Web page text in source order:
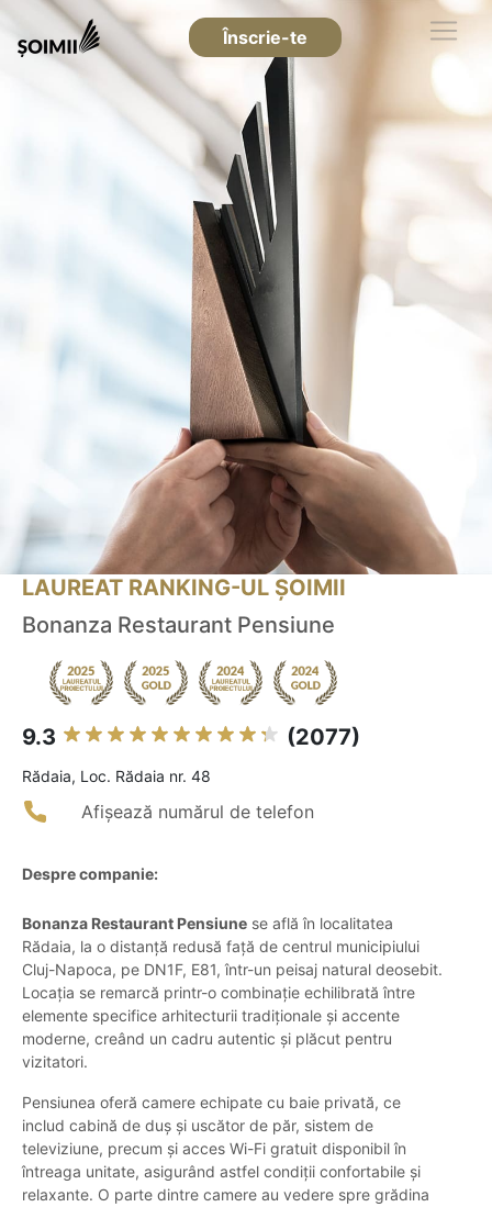
Înscrie-te
LAUREAT RANKING-UL ȘOIMII
Bonanza Restaurant Pensiune
9.3 (2077)
Rădaia, Loc. Rădaia nr. 48
Afișează numărul de telefon
Despre companie:
Bonanza Restaurant Pensiune se află în localitatea
Rădaia, la o distanță redusă față de centrul municipiului
Cluj-Napoca, pe DN1F, E81, într-un peisaj natural deosebit.
Locația se remarcă printr-o combinație echilibrată între
elemente specifice arhitecturii tradiționale și accente
moderne, creând un cadru autentic și plăcut pentru
vizitatori.
Pensiunea oferă camere echipate cu baie privată, ce
includ cabină de duș și uscător de păr, sistem de
televiziune, precum și acces Wi-Fi gratuit disponibil în
întreaga unitate, asigurând astfel condiții confortabile și
relaxante. O parte dintre camere au vedere spre grădina